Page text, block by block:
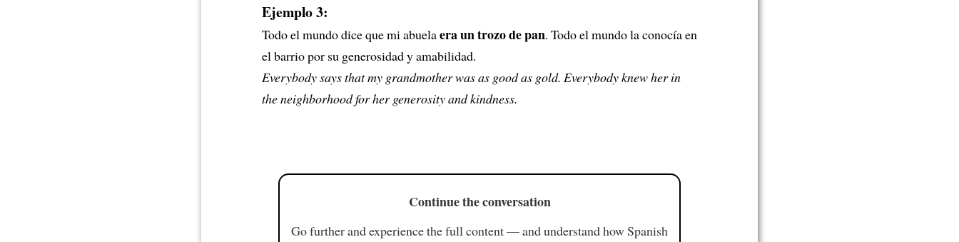
Ejemplo 3:
Todo el mundo dice que mi abuelaera un trozo de pan. Todo el mundo la conocía en
el barrio por su generosidad y amabilidad.
Everybody says that my grandmother was as good as gold. Everybody knew her in
the neighborhood for her generosity and kindness.
Continue the conversation
Go further and experience the full content — and understand how Spanish